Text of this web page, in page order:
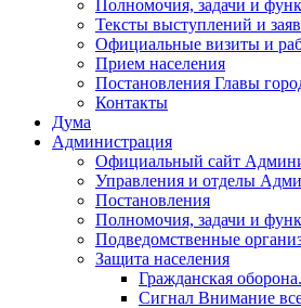
Полномочия, задачи и
Тексты выступлений и
Официальные визиты и
Прием населения
Постановления Главы
Контакты
Дума
Администрация
Официальный сайт
Управления и отделы
Постановления
Полномочия, задачи и
Подведомственные
Защита населения
Гражданская
Сигнал Внимание